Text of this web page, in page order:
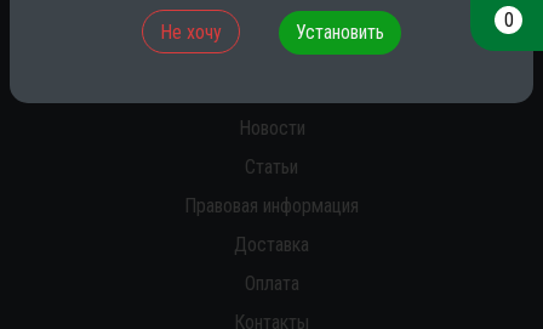
Новости
Статьи
Правовая информация
Доставка
Оплата
Контакты
0
Не хочу Установить